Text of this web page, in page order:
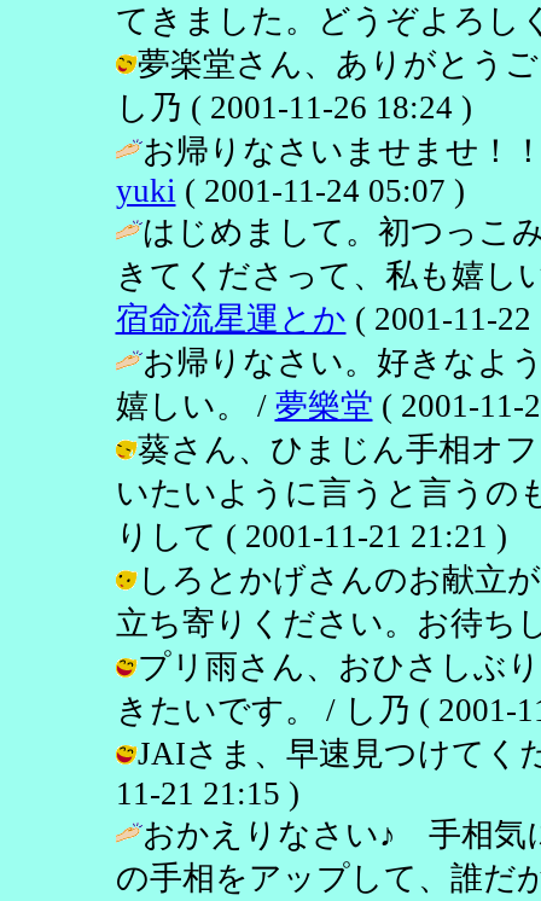
てきました。どうぞよろし
夢楽堂さん、ありがとう
し乃 ( 2001-11-26 18:24 )
お帰りなさいませませ！
yuki ( 2001-11-24 05:07 )
はじめまして。初つっこ
きてくださって、私も嬉し
宿命流星運とか ( 2001-11-22
お帰りなさい。好きなよ
嬉しい。 / 夢樂堂 ( 2001-11-
葵さん、ひまじん手相オ
いたいように言うと言うの
りして ( 2001-11-21 21:21 )
しろとかげさんのお献立
立ち寄りください。お待ち
プリ雨さん、おひさしぶ
きたいです。 / し乃 ( 2001-
JAIさま、早速見つけてく
11-21 21:15 )
おかえりなさい♪ 手相気
の手相をアップして、